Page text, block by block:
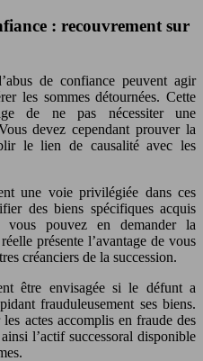
: recouvrement sur
de confiance peuvent agir
les sommes détournées. Cette
de ne pas nécessiter une
devez cependant prouver la
le lien de causalité avec les
une voie privilégiée dans ces
des biens spécifiques acquis
vous pouvez en demander la
présente l’avantage de vous
créanciers de la succession.
être envisagée si le défunt a
frauduleusement ses biens.
actes accomplis en fraude des
l’actif successoral disponible